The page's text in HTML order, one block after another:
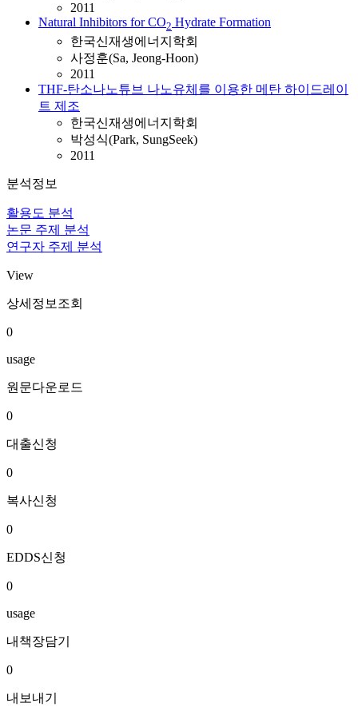
2011
Natural Inhibitors for CO2 Hydrate Formation
한국신재생에너지학회
사정훈(Sa, Jeong-Hoon)
2011
THF-탄소나노튜브 나노유체를 이용한 메탄 하이드레이
트 제조
한국신재생에너지학회
박성식(Park, SungSeek)
2011
분석정보
활용도 분석
논문 주제 분석
연구자 주제 분석
View
상세정보조회
0
usage
원문다운로드
0
대출신청
0
복사신청
0
EDDS신청
0
usage
내책장담기
0
내보내기